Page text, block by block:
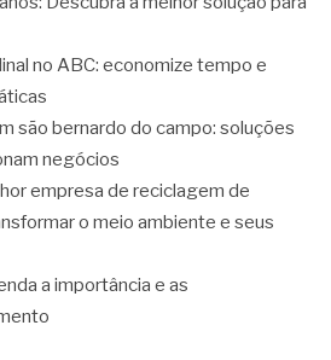
no ABC: economize tempo e
são bernardo do campo: soluções
negócios
empresa de reciclagem de
o meio ambiente e seus
a importância e as